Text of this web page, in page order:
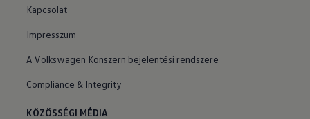
Kapcsolat
Impresszum
A Volkswagen Konszern bejelentési rendszere
Compliance & Integrity
KÖZÖSSÉGI MÉDIA